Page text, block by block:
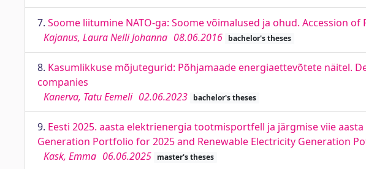
7. Soome liitumine NATO-ga: Soome võimalused ja ohud. Accession
Kajanus, Laura Nelli Johanna 08.06.2016 bachelor's theses
8. Kasumlikkuse mõjutegurid: Põhjamaade energiaettevõtete näitel.
companies
Kanerva, Tatu Eemeli 02.06.2023 bachelor's theses
9. Eesti 2025. aasta elektrienergia tootmisportfell ja järgmise viie
Generation Portfolio for 2025 and Renewable Electricity Generation
Kask, Emma 06.06.2025 master's theses